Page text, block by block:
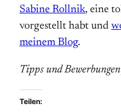
Sabine Rollnik, eine
vorgestellt habt und
meinem Blog.
Tipps und
Teilen: